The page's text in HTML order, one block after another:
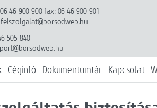
46 900 900 fax: 06 46 900 901
505 840
Céginfó Dokumentumtár Kapcsolat